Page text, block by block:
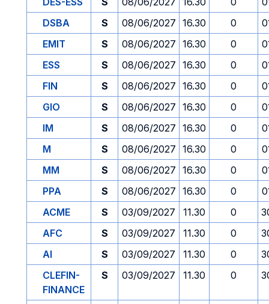
DSBA
S 08/06/2027 16.30 0
EMIT
S 08/06/2027 16.30 0
ESS
S 08/06/2027 16.30 0
FIN
S 08/06/2027 16.30 0
GIO
S 08/06/2027 16.30 0
IM
S 08/06/2027 16.30 0
M
S 08/06/2027 16.30 0
MM
S 08/06/2027 16.30 0
PPA
S 08/06/2027 16.30 0
ACME
S 03/09/2027 11.30 0
AFC
S 03/09/2027 11.30 0
AI
S 03/09/2027 11.30 0
CLEFIN-
FINANCE
S 03/09/2027 11.30 0